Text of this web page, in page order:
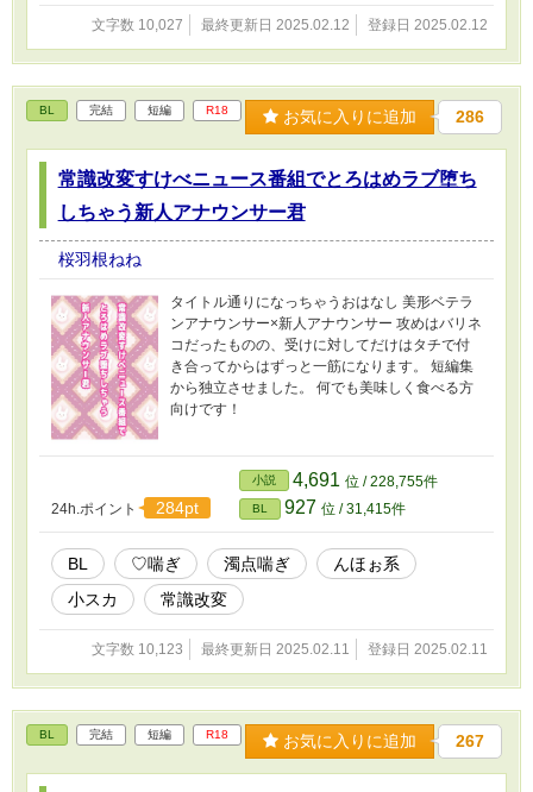
文字数 10,027 最終更新日 2025.02.12 登録日 2025.02.12
BL 完結 短編 R18 お気に入りに追加 286
常識改変すけべニュース番組でとろはめラブ堕ち
しちゃう新人アナウンサー君
桜羽根ねね
タイトル通りになっちゃうおはなし 美形ベテラ
ンアナウンサー×新人アナウンサー 攻めはバリネ
コだったものの、受けに対してだけはタチで付
き合ってからはずっと一筋になります。 短編集
から独立させました。 何でも美味しく食べる方
向けです！
24h.ポイント 284pt
小説 4,691 位 / 228,755件
BL 927 位 / 31,415件
BL ♡喘ぎ 濁点喘ぎ
んほぉ系
小スカ
常識改変
文字数 10,123 最終更新日 2025.02.11 登録日 2025.02.11
BL 完結 短編 R18 お気に入りに追加 267